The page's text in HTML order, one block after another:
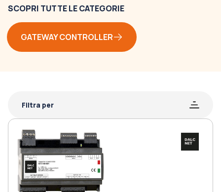
SCOPRI TUTTE LE CATEGORIE
GATEWAY CONTROLLER
Filtra per